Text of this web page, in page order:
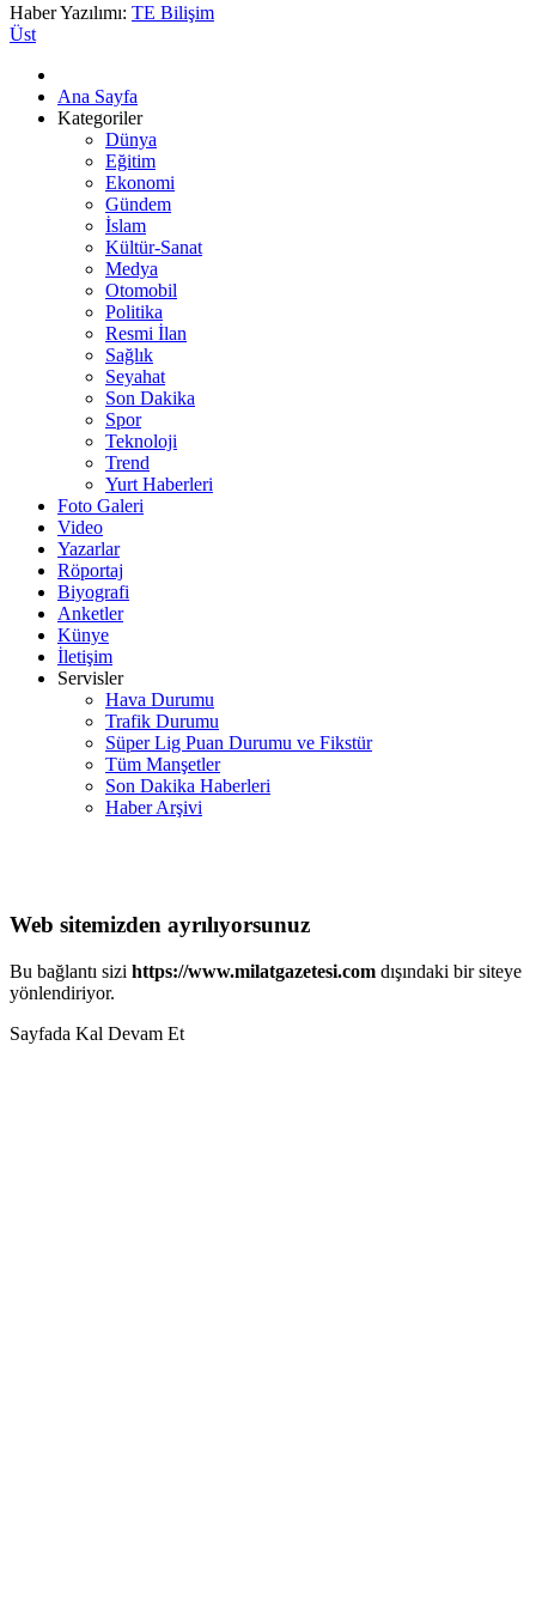
Haber Yazılımı: TE Bilişim
Üst
Ana Sayfa
Kategoriler
Dünya
Eğitim
Ekonomi
Gündem
İslam
Kültür-Sanat
Medya
Otomobil
Politika
Resmi İlan
Sağlık
Seyahat
Son Dakika
Spor
Teknoloji
Trend
Yurt Haberleri
Foto Galeri
Video
Yazarlar
Röportaj
Biyografi
Anketler
Künye
İletişim
Servisler
Hava Durumu
Trafik Durumu
Süper Lig Puan Durumu ve Fikstür
Tüm Manşetler
Son Dakika Haberleri
Haber Arşivi
Web sitemizden ayrılıyorsunuz
Bu bağlantı sizi https://www.milatgazetesi.com dışındaki bir siteye
yönlendiriyor.
Sayfada Kal Devam Et